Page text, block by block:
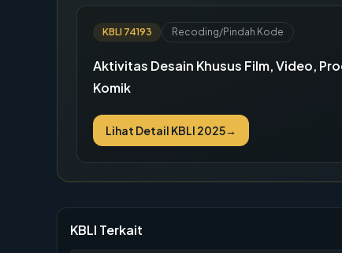
KBLI 74193 Recoding/Pindah Kode
Aktivitas Desain Khusus Film, Video,
Komik
Lihat Detail KBLI 2025→
KBLI Terkait